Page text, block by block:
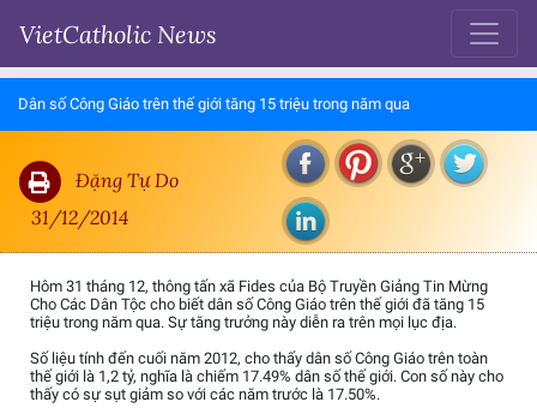
VietCatholic News
Dân số Công Giáo trên thế giới tăng 15 triệu trong năm qua
Đặng Tự Do
31/12/2014
Hôm 31 tháng 12, thông tấn xã Fides của Bộ Truyền Giảng Tin Mừng
Cho Các Dân Tộc cho biết dân số Công Giáo trên thế giới đã tăng 15
triệu trong năm qua. Sự tăng trưởng này diễn ra trên mọi lục địa.
Số liệu tính đến cuối năm 2012, cho thấy dân số Công Giáo trên toàn
thế giới là 1,2 tỷ, nghĩa là chiếm 17.49% dân số thế giới. Con số này cho
thấy có sự sụt giảm so với các năm trước là 17.50%.